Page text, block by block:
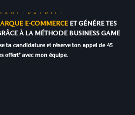
E-COMMERCEET GÉNÉRE TES
À LA MÉTHODE BUSINESS GAME
ta candidature et réserve ton appel de 45
offert* avec mon équipe.